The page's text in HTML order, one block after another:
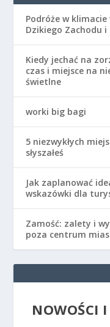
Podróże w
Dzikiego Zachodu
Kiedy jechać na
czas i miejsce na
świetlne
worki big bagi
5 niezwykłych
słyszałeś
Jak zaplanować
wskazówki dla
Zamość: zalety i
poza centrum
NOWOŚCI